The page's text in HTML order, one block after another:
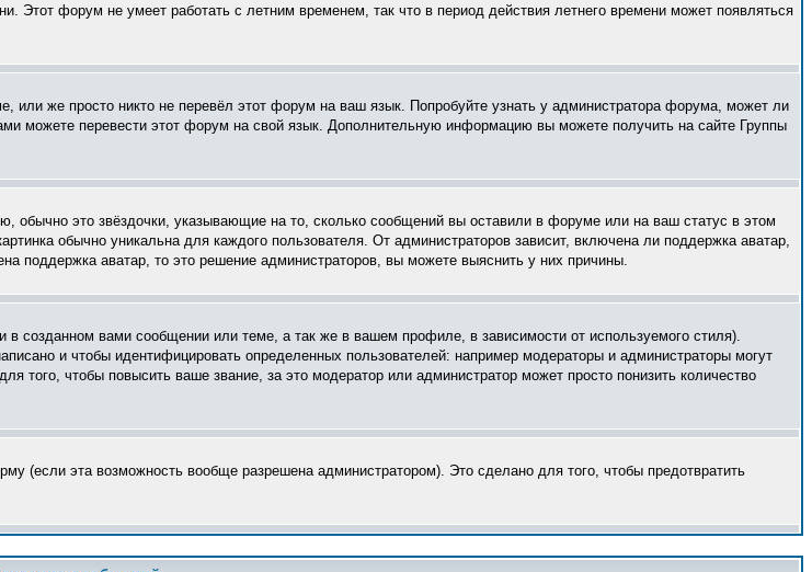
Этот форум не умеет работать с летним временем, так что в период действия летнего времени может появляться
или же просто никто не перевёл этот форум на ваш язык. Попробуйте узнать у администратора форума, может ли
можете перевести этот форум на свой язык. Дополнительную информацию вы можете получить на сайте Группы
обычно это звёздочки, указывающие на то, сколько сообщений вы оставили в форуме или на ваш статус в этом
обычно уникальна для каждого пользователя. От администраторов зависит, включена ли поддержка аватар,
поддержка аватар, то это решение администраторов, вы можете выяснить у них причины.
созданном вами сообщении или теме, а так же в вашем профиле, в зависимости от используемого стиля).
и чтобы идентифицировать определенных пользователей: например модераторы и администраторы могут
чтобы повысить ваше звание, за это модератор или администратор может просто понизить количество
(если эта возможность вообще разрешена администратором). Это сделано для того, чтобы предотвратить